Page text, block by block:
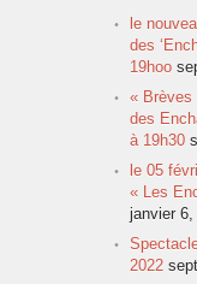
le
des
19hoo
« Brèves
des
à 19h30
le 05
« Les
janvier 6,
2022